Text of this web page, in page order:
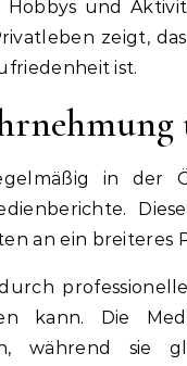
und
zeigt,
ist.
in der
an ein breiteres
kann. Die
während sie